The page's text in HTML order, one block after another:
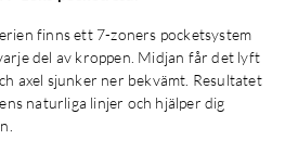
finns ett 7-zoners pocketsystem
del av kroppen. Midjan får det lyft
axel sjunker ner bekvämt. Resultatet
naturliga linjer och hjälper dig